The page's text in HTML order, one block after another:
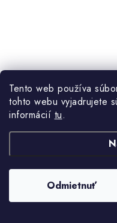
Tento web používa
tohto webu vyjadrujete
informácií tu.
Odmietnuť
AB CryptoBox 800UHD
4K UHD model, s